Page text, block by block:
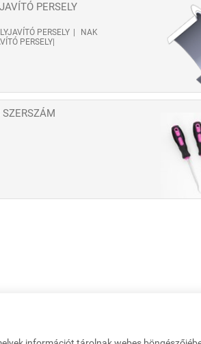
PERSELY
PERSELY
NAK
PERSELY
SZERSZÁM